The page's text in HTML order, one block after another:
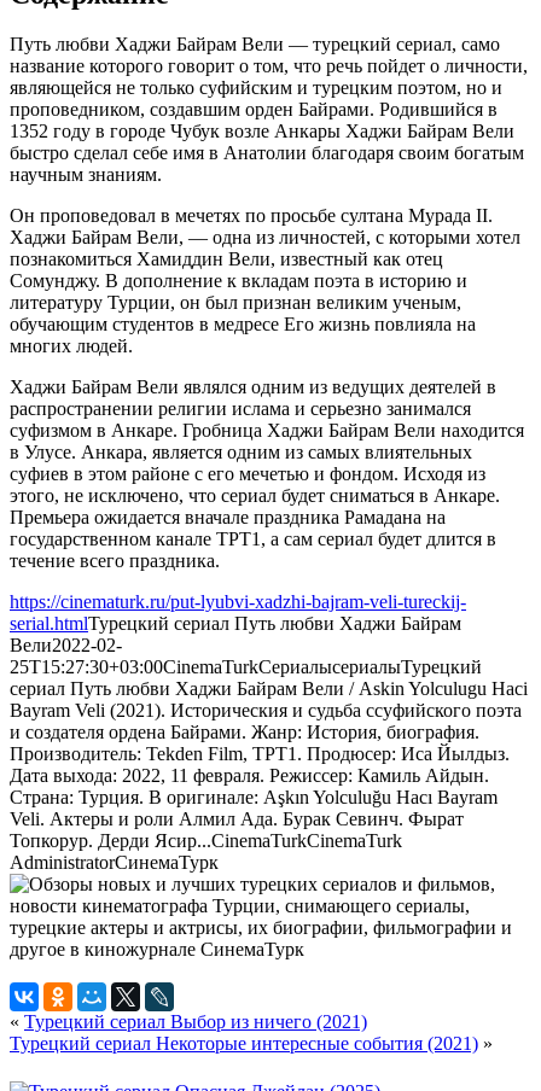
Путь любви Хаджи Байрам Вели — турецкий сериал, само
название которого говорит о том, что речь пойдет о личности,
являющейся не только суфийским и турецким поэтом, но и
проповедником, создавшим орден Байрами. Родившийся в
1352 году в городе Чубук возле Анкары Хаджи Байрам Вели
быстро сделал себе имя в Анатолии благодаря своим богатым
научным знаниям.
Он проповедовал в мечетях по просьбе султана Мурада II.
Хаджи Байрам Вели, — одна из личностей, с которыми хотел
познакомиться Хамиддин Вели, известный как отец
Сомунджу. В дополнение к вкладам поэта в историю и
литературу Турции, он был признан великим ученым,
обучающим студентов в медресе Его жизнь повлияла на
многих людей.
Хаджи Байрам Вели являлся одним из ведущих деятелей в
распространении религии ислама и серьезно занимался
суфизмом в Анкаре. Гробница Хаджи Байрам Вели находится
в Улусе. Анкара, является одним из самых влиятельных
суфиев в этом районе с его мечетью и фондом. Исходя из
этого, не исключено, что сериал будет сниматься в Анкаре.
Премьера ожидается вначале праздника Рамадана на
государственном канале ТРТ1, а сам сериал будет длится в
течение всего праздника.
https://cinematurk.ru/put-lyubvi-xadzhi-bajram-veli-tureckij-
serial.htmlТурецкий сериал Путь любви Хаджи Байрам
Вели2022-02-
25T15:27:30+03:00CinemaTurkСериалысериалыТурецкий
сериал Путь любви Хаджи Байрам Вели / Askin Yolculugu Haci
Bayram Veli (2021). Историческия и судьба ссуфийского поэта
и создателя ордена Байрами. Жанр: История, биография.
Производитель: Tekden Film, ТРТ1. Продюсер: Иса Йылдыз.
Дата выхода: 2022, 11 февраля. Режиссер: Камиль Айдын.
Страна: Турция. В оригинале: Aşkın Yolculuğu Hacı Bayram
Veli. Актеры и роли Алмил Ада. Бурак Севинч. Фырат
Топкорур. Дерди Ясир...CinemaTurkCinemaTurk
AdministratorСинемаТурк
« Турецкий сериал Выбор из ничего (2021)
Турецкий сериал Некоторые интересные события (2021) »